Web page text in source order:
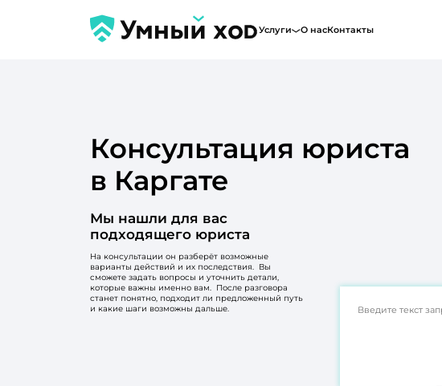
Услуги О насКонтакты
Консультация юриста
в Каргате
Мы нашли для вас
подходящего юриста
На консультации он разберёт возможные
варианты действий и их последствия. Вы
сможете задать вопросы и уточнить детали,
которые важны именно вам. После разговора
станет понятно, подходит ли предложенный путь
и какие шаги возможны дальше.